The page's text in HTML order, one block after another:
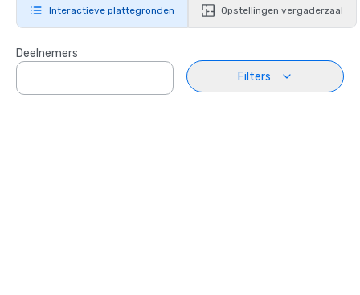
Interactieve plattegronden Opstellingen vergaderzaal
Deelnemers
Filters